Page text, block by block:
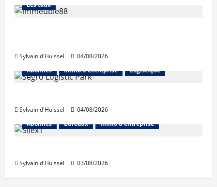
Les taux
Sylvain d'Huissel
04/08/2026
Abonnés
Immo d'entreprise Logistique
Sylvain d'Huissel
04/08/2026
Abonnés
Bureaux Immo d'entreprise
Sylvain d'Huissel 03/08/2026